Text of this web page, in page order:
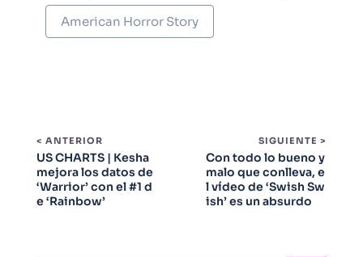
American Horror Story
< ANTERIOR
US CHARTS | Kesha
mejora los datos de
‘Warrior’ con el #1 d
e ‘Rainbow’
SIGUIENTE >
Con todo lo bueno y
malo que conlleva, e
l vídeo de ‘Swish Sw
ish’ es un absurdo